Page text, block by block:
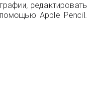
редактировать
Apple Pencil.